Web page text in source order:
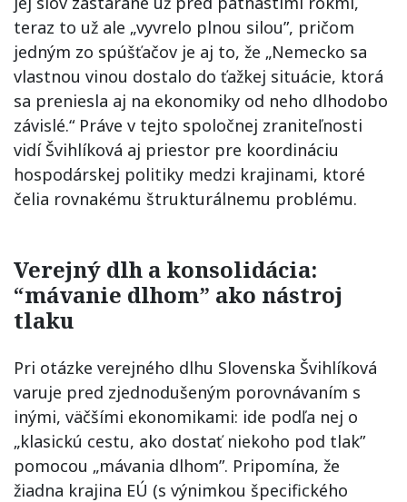
teraz to už ale „vyvrelo plnou silou”, pričom
jedným zo spúšťačov je aj to, že „Nemecko sa
vlastnou vinou dostalo do ťažkej situácie, ktorá
sa preniesla aj na ekonomiky od neho dlhodobo
závislé.“ Práve v tejto spoločnej zraniteľnosti
vidí Švihlíková aj priestor pre koordináciu
hospodárskej politiky medzi krajinami, ktoré
čelia rovnakému štrukturálnemu problému.
Verejný dlh a konsolidácia:
“mávanie dlhom” ako nástroj
tlaku
Pri otázke verejného dlhu Slovenska Švihlíková
varuje pred zjednodušeným porovnávaním s
inými, väčšími ekonomikami: ide podľa nej o
„klasickú cestu, ako dostať niekoho pod tlak”
pomocou „mávania dlhom”. Pripomína, že
žiadna krajina EÚ (s výnimkou špecifického